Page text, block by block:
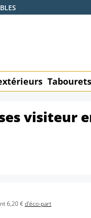
visiteur
6,20 €d'éco-part